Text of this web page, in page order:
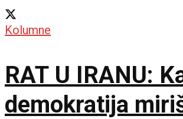
Kolumne
RAT U IRANU:
demokratija